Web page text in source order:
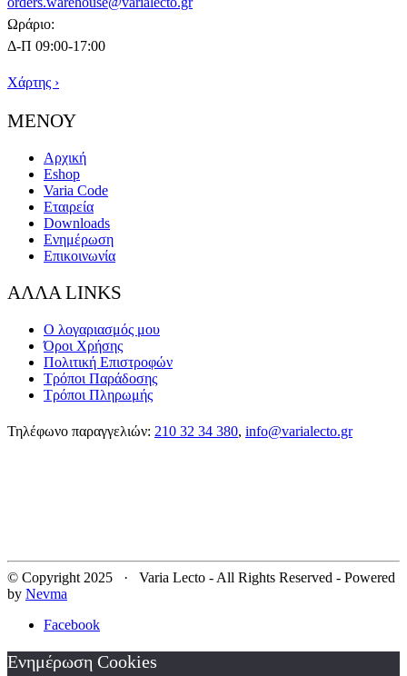
Ωράριο:
Δ-Π 09:00-17:00
Χάρτης ›
ΜΕΝΟΥ
Αρχική
Eshop
Varia Code
Εταιρεία
Downloads
Ενημέρωση
Επικοινωνία
ΑΛΛΑ LINKS
Ο λογαριασμός μου
Όροι Χρήσης
Πολιτική Επιστροφών
Τρόποι Παράδοσης
Τρόποι Πληρωμής
Τηλέφωνο παραγγελιών: 210 32 34 380, info@varialecto.gr
© Copyright 2025 · Varia Lecto - All Rights Reserved - Powered
by Nevma
Facebook
Ενημέρωση Cookies